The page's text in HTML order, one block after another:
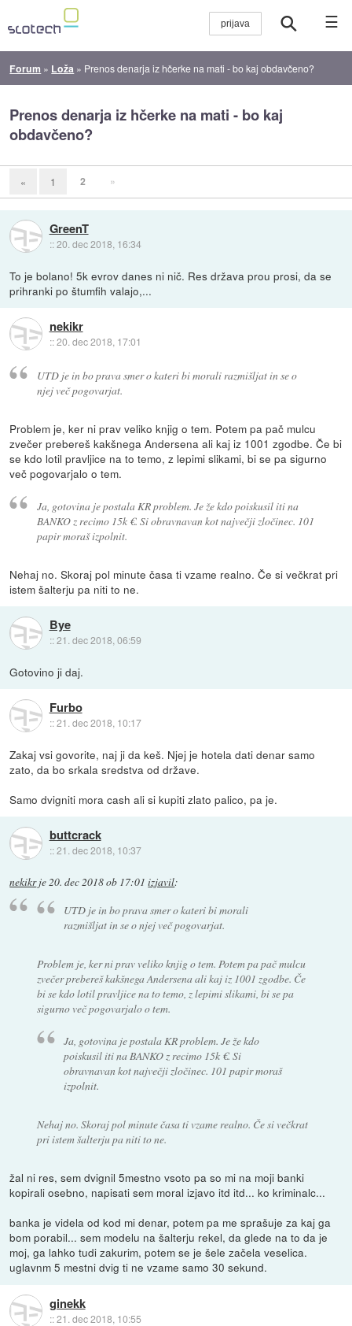
☰
Forum » Loža » Prenos denarja iz hčerke na mati - bo kaj obdavčeno?
Prenos denarja iz hčerke na mati - bo kaj
obdavčeno?
« 1 2 »
GreenT
::20. dec 2018, 16:34
To je bolano! 5k evrov danes ni nič. Res država prou prosi, da se
prihranki po štumfih valajo,...
nekikr
::20. dec 2018, 17:01
UTD je in bo prava smer o kateri bi morali razmišljat in se o
njej več pogovarjat.
Problem je, ker ni prav veliko knjig o tem. Potem pa pač mulcu
zvečer prebereš kakšnega Andersena ali kaj iz 1001 zgodbe. Če bi
se kdo lotil pravljice na to temo, z lepimi slikami, bi se pa sigurno
več pogovarjalo o tem.
Ja, gotovina je postala KR problem. Je že kdo poiskusil iti na
BANKO z recimo 15k €. Si obravnavan kot največji zločinec. 101
papir moraš izpolnit.
Nehaj no. Skoraj pol minute časa ti vzame realno. Če si večkrat pri
istem šalterju pa niti to ne.
Bye
::21. dec 2018, 06:59
Gotovino ji daj.
Furbo
::21. dec 2018, 10:17
Zakaj vsi govorite, naj ji da keš. Njej je hotela dati denar samo
zato, da bo srkala sredstva od države.
Samo dvigniti mora cash ali si kupiti zlato palico, pa je.
buttcrack
::21. dec 2018, 10:37
nekikrje20. dec 2018 ob 17:01 izjavil:
UTD je in bo prava smer o kateri bi morali
razmišljat in se o njej več pogovarjat.
Problem je, ker ni prav veliko knjig o tem. Potem pa pač mulcu
zvečer prebereš kakšnega Andersena ali kaj iz 1001 zgodbe. Če
bi se kdo lotil pravljice na to temo, z lepimi slikami, bi se pa
sigurno več pogovarjalo o tem.
Ja, gotovina je postala KR problem. Je že kdo
poiskusil iti na BANKO z recimo 15k €. Si
obravnavan kot največji zločinec. 101 papir moraš
izpolnit.
Nehaj no. Skoraj pol minute časa ti vzame realno. Če si večkrat
pri istem šalterju pa niti to ne.
žal ni res, sem dvignil 5mestno vsoto pa so mi na moji banki
kopirali osebno, napisati sem moral izjavo itd itd... ko kriminalc...
banka je videla od kod mi denar, potem pa me sprašuje za kaj ga
bom porabil... sem modelu na šalterju rekel, da glede na to da je
moj, ga lahko tudi zakurim, potem se je šele začela veselica.
uglavnm 5 mestni dvig ti ne vzame samo 30 sekund.
ginekk
::21. dec 2018, 10:55